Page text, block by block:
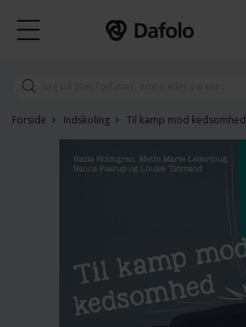
Forside › Indskoling › Til kamp mod kedsomhed